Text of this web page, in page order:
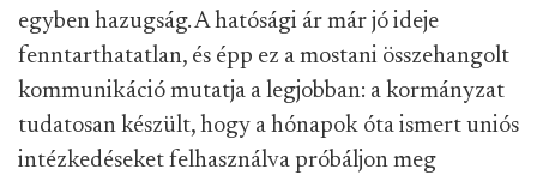
egyben hazugság. A hatósági ár már jó ideje
fenntarthatatlan, és épp ez a mostani összehangolt
kommunikáció mutatja a legjobban: a kormányzat
tudatosan készült, hogy a hónapok óta ismert uniós
intézkedéseket felhasználva próbáljon meg